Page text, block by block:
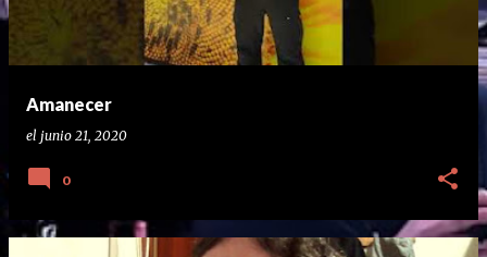
Amanecer
el junio 21, 2020
0